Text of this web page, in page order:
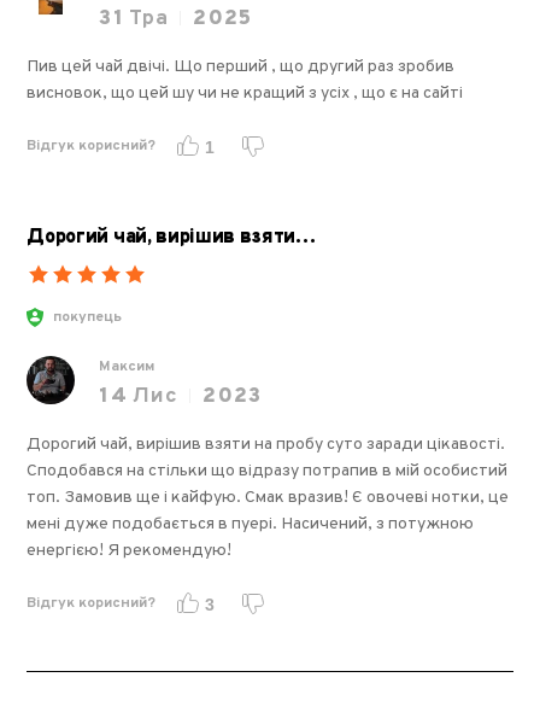
31 Тра 2025
Пив цей чай двічі. Що перший , що другий раз зробив
висновок, що цей шу чи не кращий з усіх , що є на сайті
Відгук корисний? 1
Дорогий чай, вирішив взяти…
покупець
Максим
14 Лис 2023
Дорогий чай, вирішив взяти на пробу суто заради цікавості.
Сподобався на стільки що відразу потрапив в мій особистий
топ. Замовив ще і кайфую. Смак вразив! Є овочеві нотки, це
мені дуже подобається в пуері. Насичений, з потужною
енергією! Я рекомендую!
Відгук корисний? 3